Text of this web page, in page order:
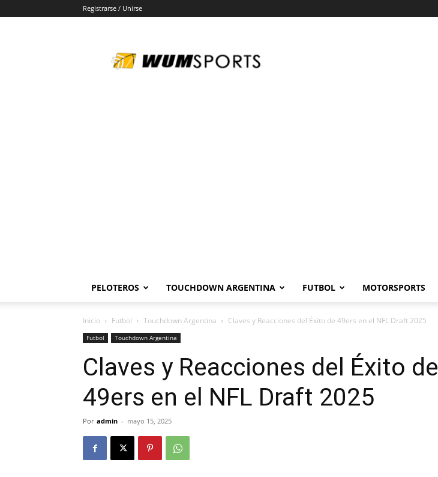
Registrarse / Unirse
PELOTEROS TOUCHDOWN ARGENTINA FUTBOL MOTORSPORTS
Inicio Futbol Touchdown Argentina Claves y Reacciones del Éxito de 49ers en el NFL Draft 2025
Futbol Touchdown Argentina
Claves y Reacciones del Éxito de
49ers en el NFL Draft 2025
Por admin - mayo 15, 2025